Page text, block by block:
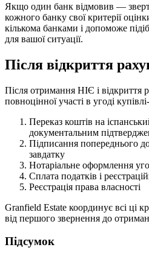
Якщо один банк відмовив —
кожного банку свої критерії
кількома банками і допоможе
для вашої ситуації.
Після відкриття
Після отримання НІЄ і відкриття
повноцінної участі в угоді
Переказ коштів на
документальним
Підписання попереднього
завдатку
Нотаріальне оформлення
Сплата податків і
Реєстрація права власності
Granfield Estate координує всі ці
від першого звернення до
Підсумок